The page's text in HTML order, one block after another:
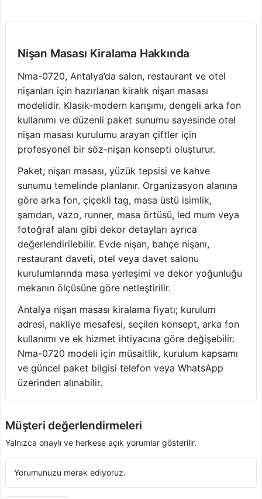
Nişan Masası Kiralama Hakkında
Nma-0720, Antalya’da salon, restaurant ve otel
nişanları için hazırlanan kiralık nişan masası
modelidir. Klasik-modern karışımı, dengeli arka fon
kullanımı ve düzenli paket sunumu sayesinde otel
nişan masası kurulumu arayan çiftler için
profesyonel bir söz-nişan konsepti oluşturur.
Paket; nişan masası, yüzük tepsisi ve kahve
sunumu temelinde planlanır. Organizasyon alanına
göre arka fon, çiçekli tag, masa üstü isimlik,
şamdan, vazo, runner, masa örtüsü, led mum veya
fotoğraf alanı gibi dekor detayları ayrıca
değerlendirilebilir. Evde nişan, bahçe nişanı,
restaurant daveti, otel veya davet salonu
kurulumlarında masa yerleşimi ve dekor yoğunluğu
mekanın ölçüsüne göre netleştirilir.
Antalya nişan masası kiralama fiyatı; kurulum
adresi, nakliye mesafesi, seçilen konsept, arka fon
kullanımı ve ek hizmet ihtiyacına göre değişebilir.
Nma-0720 modeli için müsaitlik, kurulum kapsamı
ve güncel paket bilgisi telefon veya WhatsApp
üzerinden alınabilir.
Müşteri değerlendirmeleri
Yalnızca onaylı ve herkese açık yorumlar gösterilir.
Yorumunuzu merak ediyoruz.